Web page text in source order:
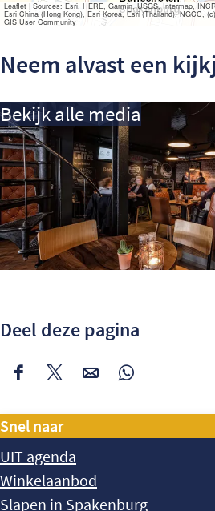
Leaflet |Sources: Esri, HERE, Garmin, USGS, Intermap,
Esri China (Hong Kong), Esri Korea, Esri (Thailand), NGCC,
GIS User Community
Neem alvast een
Bekijk alle media
Deel deze pagina
Deel
pagina
op
Facebook
Deel
pagina
op
X
Deel
e-
mail
Deel
Snel naar
UIT agenda
Winkelaanbod
Slapen in Spakenburg